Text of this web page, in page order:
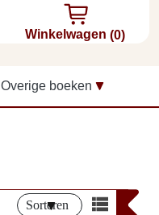
Winkelwagen (0)
Overige boeken
Sorteren